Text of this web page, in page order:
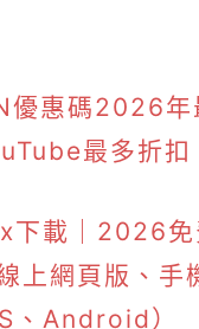
惠碼2026年
最多折扣
載｜2026免
上網頁版、手
、Android）